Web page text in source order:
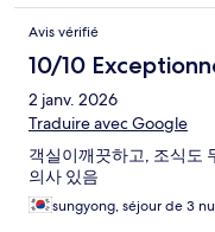
Avis vérifié
10/10
2 janv. 2026
Traduire avec Google
객실이깨끗하고, 조식도
의사 있음
sungyong, séjour de 3